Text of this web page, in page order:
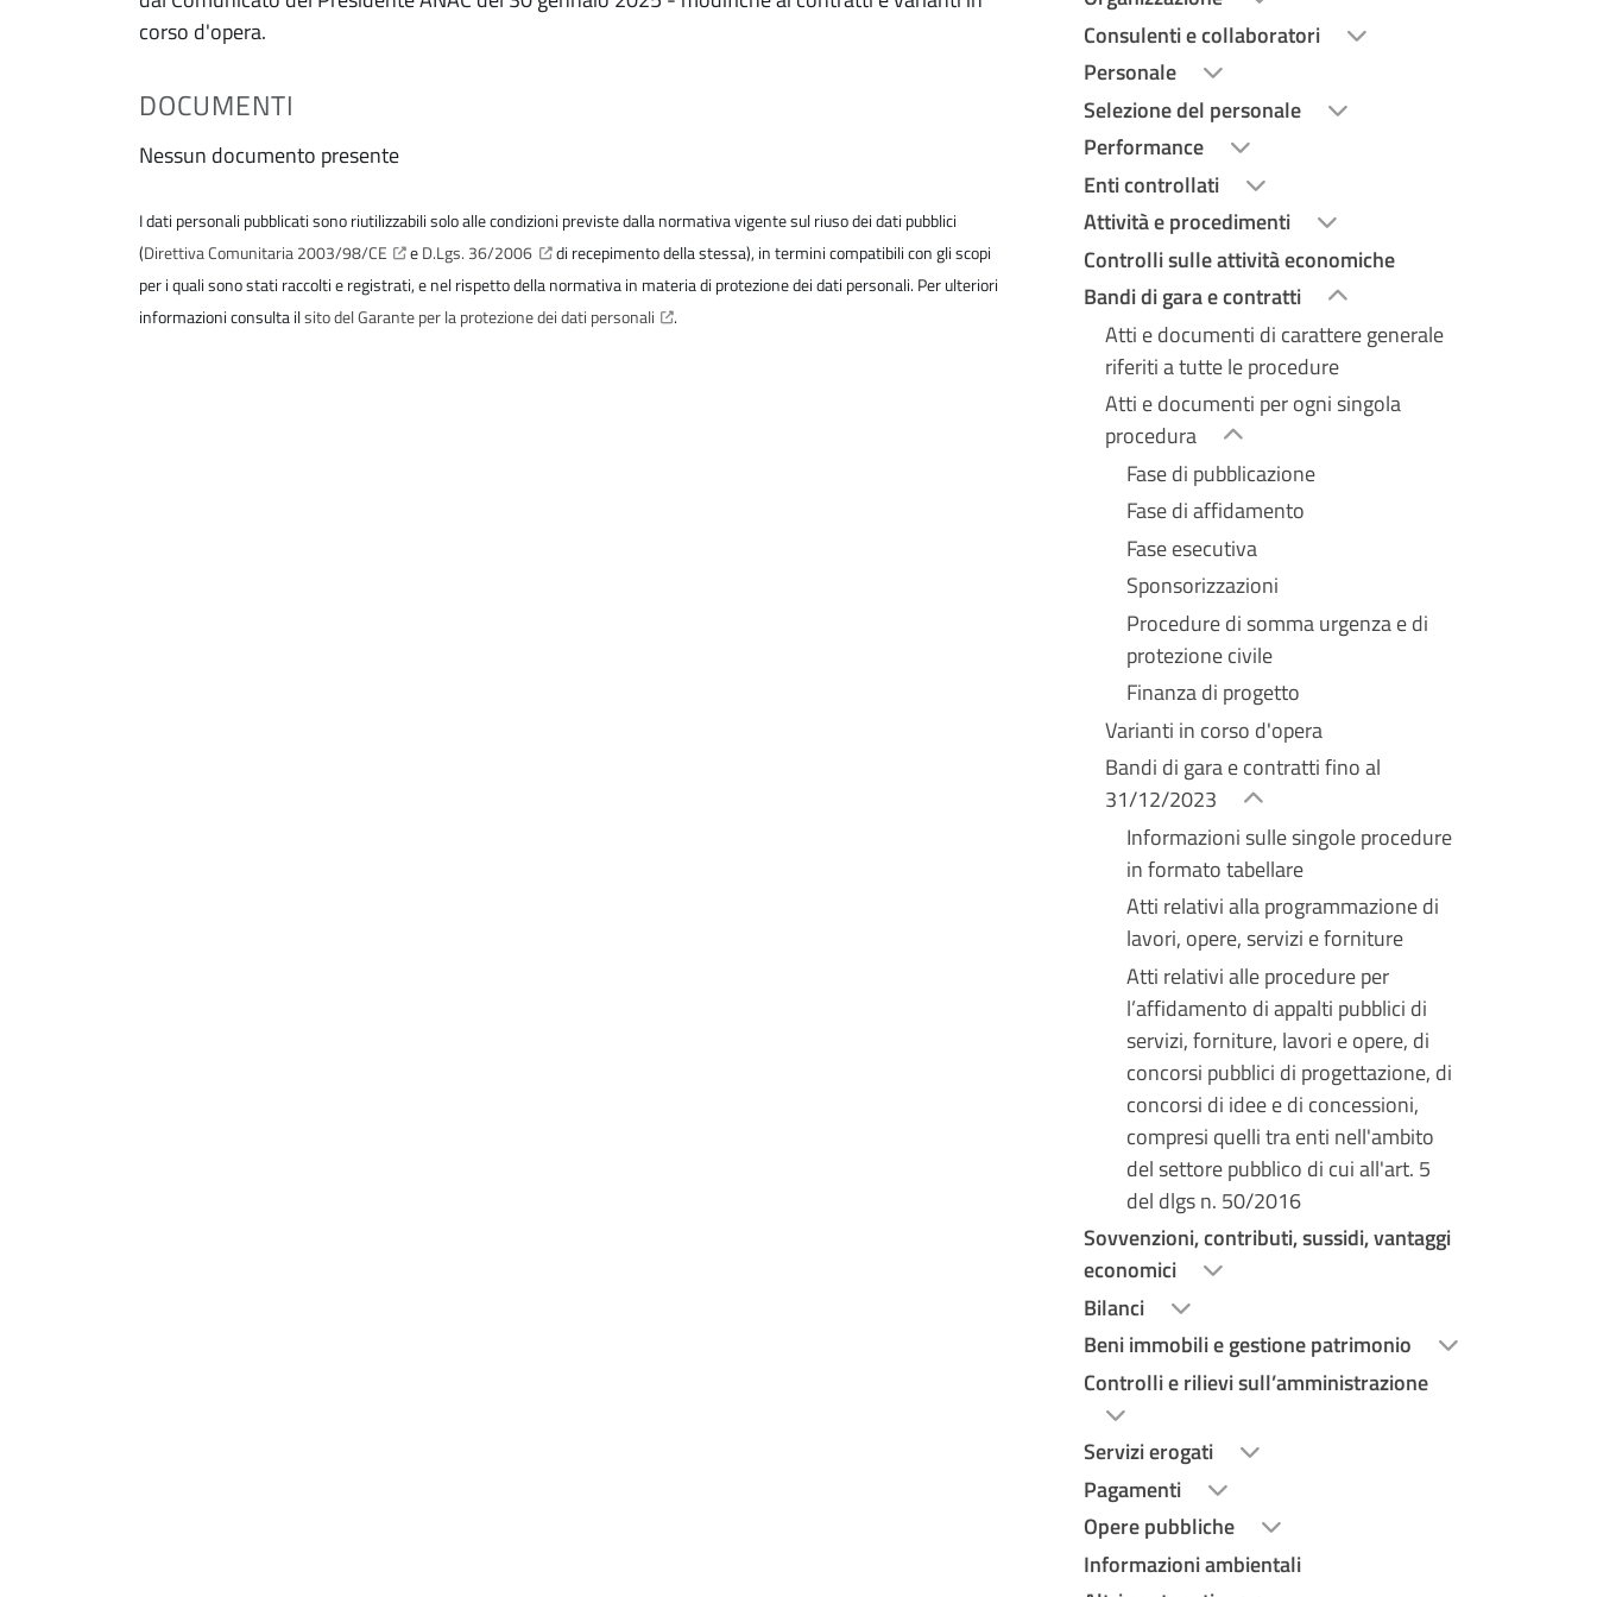
corso d'opera.
DOCUMENTI
Nessun documento presente
I dati personali pubblicati sono riutilizzabili solo alle condizioni previste dalla normativa vigente sul riuso dei dati pubblici
(Direttiva Comunitaria 2003/98/CE eD.Lgs. 36/2006
di recepimento della stessa), in termini compatibili con gli scopi
per i quali sono stati raccolti e registrati, e nel rispetto della normativa in materia di protezione dei dati personali. Per ulteriori
informazioni consulta ilsito del Garante per la protezione dei dati personali .
Consulenti e collaboratori
Personale
Selezione del personale
Performance
Enti controllati
Attività e procedimenti
Controlli sulle attività economiche
Bandi di gara e contratti
Atti e documenti di carattere generale
riferiti a tutte le procedure
Atti e documenti per ogni singola
procedura
Fase di pubblicazione
Fase di affidamento
Fase esecutiva
Sponsorizzazioni
Procedure di somma urgenza e di
protezione civile
Finanza di progetto
Varianti in corso d'opera
Bandi di gara e contratti fino al
31/12/2023
Informazioni sulle singole procedure
in formato tabellare
Atti relativi alla programmazione di
lavori, opere, servizi e forniture
Atti relativi alle procedure per
l’affidamento di appalti pubblici di
servizi, forniture, lavori e opere, di
concorsi pubblici di progettazione, di
concorsi di idee e di concessioni,
compresi quelli tra enti nell'ambito
del settore pubblico di cui all'art. 5
del dlgs n. 50/2016
Sovvenzioni, contributi, sussidi, vantaggi
economici
Bilanci
Beni immobili e gestione patrimonio
Controlli e rilievi sull’amministrazione
Servizi erogati
Pagamenti
Opere pubbliche
Informazioni ambientali